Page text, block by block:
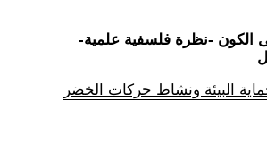
البيئة ونشاط حركات الخضر